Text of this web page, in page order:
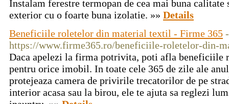
Instalam ferestre termopan de cea mai buna
exterior cu o foarte buna izolatie. »» Details
Beneficiile roletelor din material textil - Firme 365 -
https://www.firme365.ro/beneficiile-roletelor-din-
Daca apelezi la firma potrivita, poti afla
pentru orice imobil. In toate cele 365 de zile ale
protejeaza camera de privirile trecatorilor de pe
interior acasa sau la birou, ele te ajuta sa reglezi